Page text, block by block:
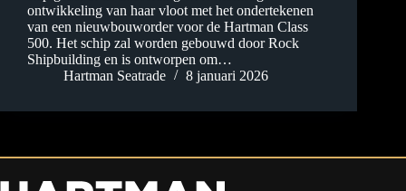
ontwikkeling van haar vloot met het ondertekenen
van een nieuwbouworder voor de Hartman Class
500. Het schip zal worden gebouwd door Rock
Shipbuilding en is ontworpen om…
Hartman Seatrade
8 januari 2026